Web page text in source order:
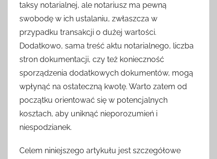
taksy notarialnej, ale notariusz ma pewną
swobodę w ich ustalaniu, zwłaszcza w
przypadku transakcji o dużej wartości.
Dodatkowo, sama treść aktu notarialnego, liczba
stron dokumentacji, czy też konieczność
sporządzenia dodatkowych dokumentów, mogą
wpłynąć na ostateczną kwotę. Warto zatem od
początku orientować się w potencjalnych
kosztach, aby uniknąć nieporozumień i
niespodzianek.
Celem niniejszego artykułu jest szczegółowe